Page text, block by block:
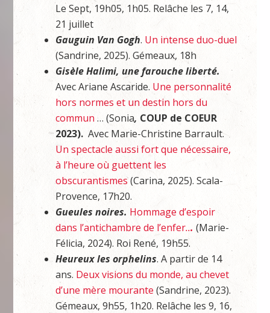
Le Sept, 19h05, 1h05. Relâche les 7, 14,
21 juillet
Gauguin Van Gogh. Un intense duo-duel
(Sandrine, 2025). Gémeaux, 18h
Gisèle Halimi, une farouche liberté.
Avec Ariane Ascaride. Une personnalité
hors normes et un destin hors du
commun… (Sonia, COUP de COEUR
2023).Avec Marie-Christine Barrault.
Un spectacle aussi fort que nécessaire,
à l’heure où guettent les
obscurantismes(Carina, 2025). Scala-
Provence, 17h20.
Gueules noires. Hommage d’espoir
dans l’antichambre de l’enfer...(Marie-
Félicia, 2024). Roi René, 19h55.
Heureux les orphelins. A partir de 14
ans. Deux visions du monde, au chevet
d’une mère mourante (Sandrine, 2023).
Gémeaux, 9h55, 1h20. Relâche les 9, 16,